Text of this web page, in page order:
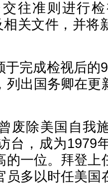
往准则进行
相关文件，并将
于完成检视后的
列出国务卿在更
废除美国自我
台，成为1979
的一位。拜登上
员多以时任美国